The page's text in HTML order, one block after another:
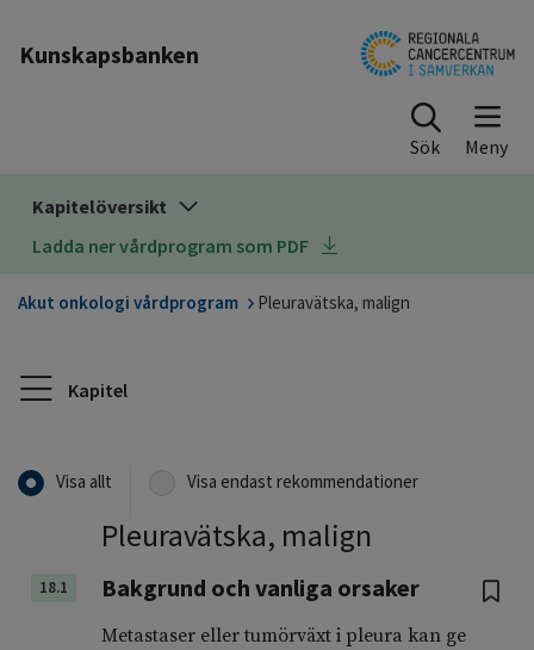
Kunskapsbanken
Sök
Kapitelöversikt
Ladda ner vårdprogram som PDF
Akut onkologi vårdprogram Pleuravätska, malign
Kapitel
Visa allt Visa endast rekommendationer
Pleuravätska, malign
18.1 Bakgrund och vanliga orsaker
Metastaser eller tumörväxt i pleura kan ge